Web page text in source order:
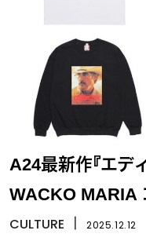
A24最新作『エデ
WACKO MARIA
CULTURE 2025.12.12